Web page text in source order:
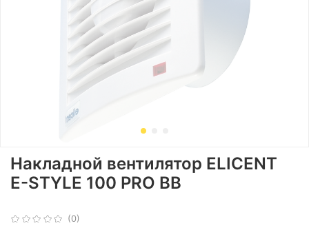
(0)
Накладной вентилятор ELICENT
E-STYLE 100 PRO BB